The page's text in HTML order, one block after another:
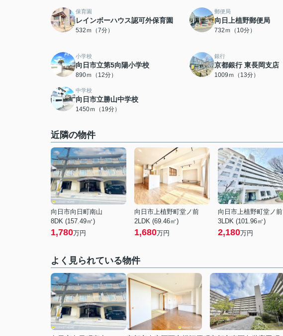
保育園
レインボーハウス認可外保育園
532ｍ（7分）
郵便局
向日上植野郵便局
732ｍ（10分）
小学校
向日市立第5向陽小学校
890ｍ（12分）
銀行
京都銀行 東長岡支店
1009ｍ（13分）
中学校
向日市立勝山中学校
1450ｍ（19分）
近隣の物件
向日市向日町南山
8DK (157.49㎡)
1,780万円
向日市上植野町堂ノ前
2LDK (69.46㎡)
1,680万円
向日市上植野町堂ノ前
3LDK (101.96㎡)
2,180万円
よく見られている物件